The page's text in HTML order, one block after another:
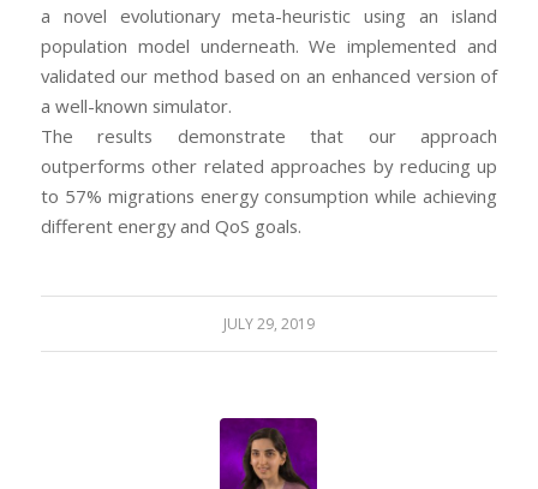
a novel evolutionary meta-heuristic using an island
population model underneath. We implemented and
validated our method based on an enhanced version of
a well-known simulator.
The results demonstrate that our approach
outperforms other related approaches by reducing up
to 57% migrations energy consumption while achieving
different energy and QoS goals.
JULY 29, 2019